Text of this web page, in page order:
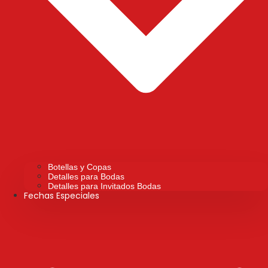
Botellas y Copas
Detalles para Bodas
Detalles para Invitados Bodas
Fechas Especiales